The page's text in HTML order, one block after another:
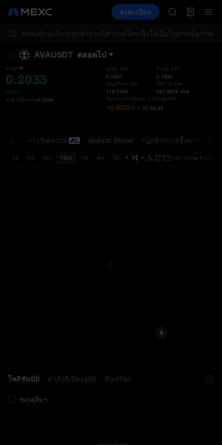
TradFi ข้อมูล กิจกรรม
ลงทะเบียน
SKYAI
SPCX พุ่งแม้ล็
SKYAI
SPCX พุ่งแม้ล็
รุณาติดต่อฝ่ายบริการลูกค้าหากมีคำถามใดๆเพื่อให้เป็นไปตามข้อกำหน
AVAUSDT ตลอดไป
ล่าสุด
0.2033
0.00%
ราคาเป็นธรรม0.2034
สูงสุด 24h
0.2091
หมุนเวียน 24h
118.558K
ต่ำสุด 24h
0.1995
ปริมาณ 24h
581.482K AVA
อัตราการระดมทุน / นับถอยหลัง
+0.0050% / 02:24:44
โพสิชัน(0) คำสั่งที่เปิดอยู่(0) สินทรัพย์
ซ่อนคู่อื่น ๆ
การวิเคราะห์ Market Mover กฏกติกาการซื้อขาย
1s 1m 5m 15m 1H 4H 1D ราคาล่าสุด